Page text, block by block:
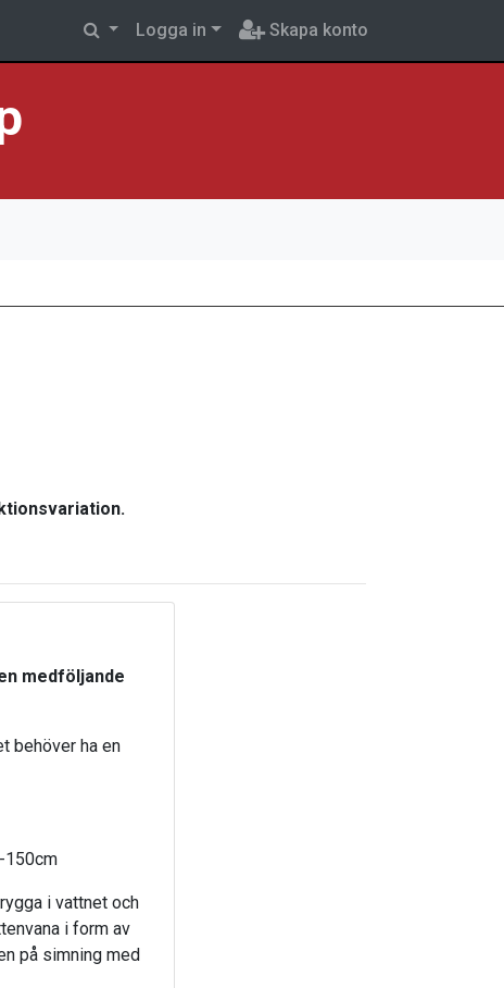
Logga in Skapa konto
medföljande
behöver ha en
150cm
i vattnet och
i form av
på simning med